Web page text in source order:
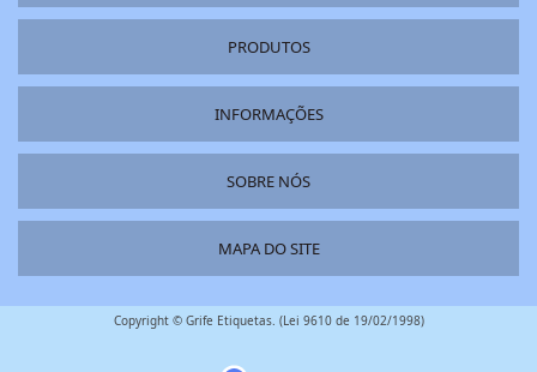
PRODUTOS
INFORMAÇÕES
SOBRE NÓS
MAPA DO SITE
Copyright © Grife Etiquetas. (Lei 9610 de 19/02/1998)